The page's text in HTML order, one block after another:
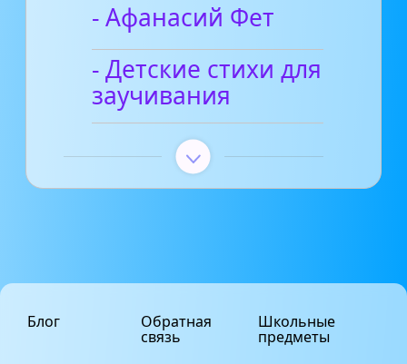
- Афанасий Фет
- Детские стихи для
заучивания
Блог Обратная
связь
Школьные
предметы